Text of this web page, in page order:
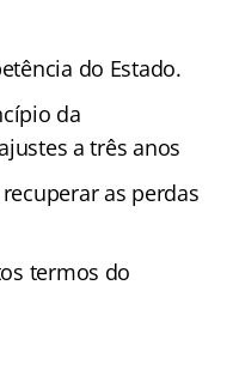
do Estado.
da
a três anos
as perdas
termos do